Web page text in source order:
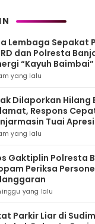
Lembaga Sepakat
dan Polresta
“Kayuh Baimbai”
yang lalu
Dilaporkan Hilang
Respons
Tuai
yang lalu
Gaktiplin Polresta
Periksa
yang lalu
Parkir Liar di